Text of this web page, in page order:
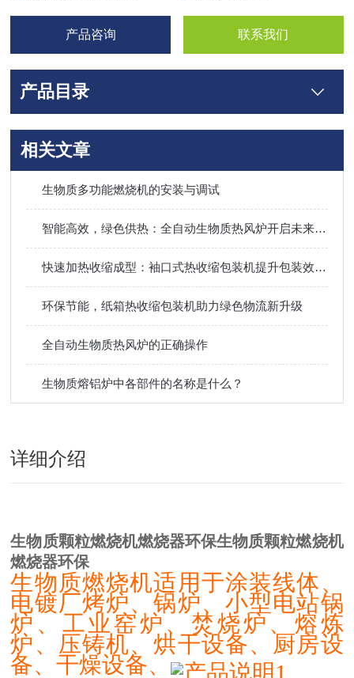
产品咨询 联系我们
产品目录
相关文章
生物质多功能燃烧机的安装与调试
智能高效，绿色供热：全自动生物质热风炉开启未来取暖新模式
快速加热收缩成型：袖口式热收缩包装机提升包装效率省时间
环保节能，纸箱热收缩包装机助力绿色物流新升级
全自动生物质热风炉的正确操作
生物质熔铝炉中各部件的名称是什么？
详细介绍
生物质颗粒燃烧机燃烧器环保生物质颗粒燃烧机
燃烧器环保
生物质燃烧机适用于涂装线体、
电镀厂烤炉、锅炉、小型电站锅
炉、工业窑炉、焚烧炉、熔炼
炉、压铸机、烘干设备、厨房设
备、干燥设备、